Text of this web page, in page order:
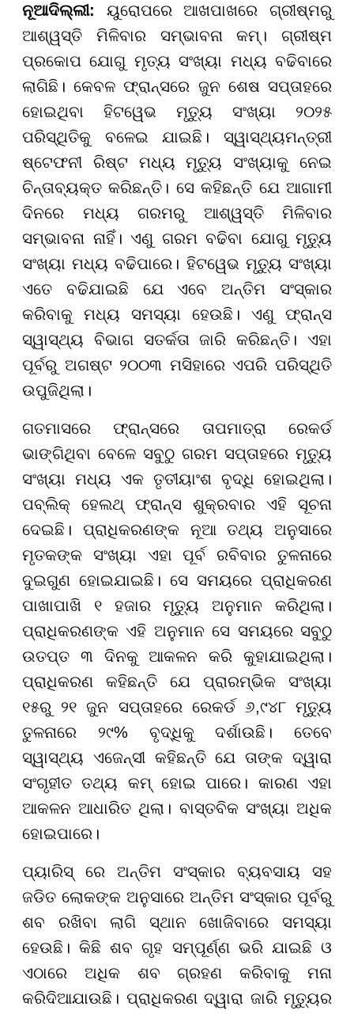
ନୂଆଦିଲ୍ଲୀ: ୟୁରୋପରେ ଆଖପାଖରେ ଗ୍ରୀଷ୍ମରୁ
ଆଶ୍ୱସ୍ତି ମିଳିବାର ସମ୍ଭାବନା କମ୍। ଗ୍ରୀଷ୍ମ
ପ୍ରକୋପ ଯୋଗୁ ମୃତ୍ୟ ସଂଖ୍ୟା ମଧ୍ୟ ବଢିବାରେ
ଲାଗିଛି। କେବଳ ଫ୍ରାନ୍ସରେ ଜୁନ ଶେଷ ସପ୍ତାହରେ
ହୋଇଥିବା ହିଟୱେଭ ମୃତ୍ୟୁ ସଂଖ୍ୟା ୨୦୨୫
ପରିସ୍ଥିତିକୁ ବଳେଇ ଯାଇଛି। ସ୍ୱାସ୍ଥ୍ୟମନ୍ତ୍ରୀ
ଷ୍ଟେଫନୀ ରିଷ୍ଟ ମଧ୍ୟ ମୃତ୍ୟୁ ସଂଖ୍ୟାକୁ ନେଇ
ଚିନ୍ତାବ୍ୟକ୍ତ କରିଛନ୍ତି। ସେ କହିଛନ୍ତି ଯେ ଆଗାମୀ
ଦିନରେ ମଧ୍ୟ ଗରମରୁ ଆଶ୍ୱସ୍ତି ମିଳିବାର
ସମ୍ଭାବନା ନାହିଁ। ଏଣୁ ଗରମ ବଢିବା ଯୋଗୁ ମୃତ୍ୟୁ
ସଂଖ୍ୟା ମଧ୍ୟ ବଢିପାରେ। ହିଟୱେଭ ମୃତ୍ୟୁ ସଂଖ୍ୟା
ଏତେ ବଢିଯାଇଛି ଯେ ଏବେ ଅନ୍ତିମ ସଂସ୍କାର
କରିବାକୁ ମଧ୍ୟ ସମସ୍ୟା ହେଉଛି। ଏଣୁ ଫ୍ରାନ୍ସ
ସ୍ୱାସ୍ଥ୍ୟ ବିଭାଗ ସତର୍କତା ଜାରି କରିଛନ୍ତି। ଏହା
ପୂର୍ବରୁ ଅଗଷ୍ଟ ୨୦୦୩ ମସିହାରେ ଏପରି ପରିସ୍ଥିତି
ଉପୁଜିଥିଲା।
ଗତମାସରେ ଫ୍ରାନ୍ସରେ ତାପମାତ୍ରା ରେକର୍ଡ
ଭାଙ୍ଗିଥିବା ବେଳେ ସବୁଠୁ ଗରମ ସପ୍ତାହରେ ମୃତ୍ୟୁ
ସଂଖ୍ୟା ମଧ୍ୟ ଏକ ତୃତୀୟାଂଶ ବୃଦ୍ଧି ହୋଇଥିଲା।
ପବ୍ଲିକ୍ ହେଲଥ୍ ଫ୍ରାନ୍ସ ଶୁକ୍ରବାର ଏହି ସୂଚନା
ଦେଇଛି। ପ୍ରାଧିକରଣଙ୍କ ନୂଆ ତଥ୍ୟ ଅନୁସାରେ
ମୃତକଙ୍କ ସଂଖ୍ୟା ଏହା ପୂର୍ବ ରବିବାର ତୁଳନାରେ
ଦୁଇଗୁଣ ହୋଇଯାଇଛି। ସେ ସମୟରେ ପ୍ରାଧିକରଣ
ପାଖାପାଖି ୧ ହଜାର ମୃତ୍ୟୁ ଅନୁମାନ କରିଥିଲା।
ପ୍ରାଧିକରଣଙ୍କ ଏହି ଅନୁମାନ ସେ ସମୟରେ ସବୁଠୁ
ଉତପ୍ତ ୩ ଦିନକୁ ଆକଳନ କରି କୁହାଯାଇଥିଲା।
ପ୍ରାଧିକରଣ କହିଛନ୍ତି ଯେ ପ୍ରାରମ୍ଭିକ ସଂଖ୍ୟା
୧୫ରୁ ୨୧ ଜୁନ ସପ୍ତାହରେ ରେକର୍ଡ ୬,୯୪୮ ମୃତ୍ୟୁ
ତୁଳନାରେ ୨୯% ବୃଦ୍ଧିକୁ ଦର୍ଶାଉଛି। ତେବେ
ସ୍ୱାସ୍ଥ୍ୟ ଏଜେନ୍ସୀ କହିଛନ୍ତି ଯେ ତାଙ୍କ ଦ୍ୱାରା
ସଂଗୃହୀତ ତଥ୍ୟ କମ୍ ହୋଇ ପାରେ। କାରଣ ଏହା
ଆକଳନ ଆଧାରିତ ଥିଲା। ବାସ୍ତବିକ ସଂଖ୍ୟା ଅଧିକ
ହୋଇପାରେ।
ପ୍ୟାରିସ୍ ରେ ଅନ୍ତିମ ସଂସ୍କାର ବ୍ୟବସାୟ ସହ
ଜଡିତ ଲୋକଙ୍କ ଅନୁସାରେ ଅନ୍ତିମ ସଂସ୍କାର ପୂର୍ବରୁ
ଶବ ରଖିବା ଲାଗି ସ୍ଥାନ ଖୋଜିବାରେ ସମସ୍ୟା
ହେଉଛି। କିଛି ଶବ ଗୃହ ସମ୍ପୂର୍ଣ୍ଣ ଭରି ଯାଇଛି ଓ
ଏଠାରେ ଅଧିକ ଶବ ଗ୍ରହଣ କରିବାକୁ ମନା
କରିଦିଆଯାଉଛି। ପ୍ରାଧିକରଣ ଦ୍ୱାରା ଜାରି ମୃତ୍ୟୁର